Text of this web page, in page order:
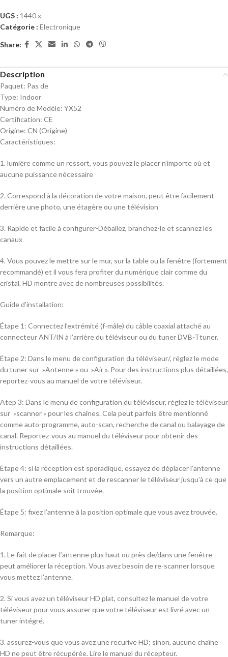
UGS : 1440 x
Catégorie : Electronique
Share:
Description
Paquet: Pas de
Type: Indoor
Numéro de Modèle: YX52
Certification: CE
Origine: CN (Origine)
Caractéristiques:
1. lumière comme un ressort, vous pouvez le placer n’importe où et
aucune puissance nécessaire
2. Correspond à la décoration de votre maison, peut être facilement
derrière une photo, une étagère ou une télévision
3. Rapide et facile à configurer-Déballez, branchez-le et scannez les
canaux
4. Vous pouvez le mettre sur le mur, sur la table ou la fenêtre (fortement
recommandé) et il vous fera profiter du numérique clair comme du
cristal. HD montre avec de nombreuses possibilités.
Guide d’installation:
Étape 1: Connectez l’extrémité (f-mâle) du câble coaxial attaché au
connecteur ANT/IN à l’arrière du téléviseur ou du tuner DVB-Ttuner.
Étape 2: Dans le menu de configuration du téléviseur/, réglez le mode
du tuner sur »Antenne » ou »Air ». Pour des instructions plus détaillées,
reportez-vous au manuel de votre téléviseur.
Atep 3: Dans le menu de configuration du téléviseur, réglez le téléviseur
sur »scanner » pour les chaînes. Cela peut parfois être mentionné
comme auto-programme, auto-scan, recherche de canal ou balayage de
canal. Reportez-vous au manuel du téléviseur pour obtenir des
instructions détaillées.
Étape 4: si la réception est sporadique, essayez de déplacer l’antenne
vers un autre emplacement et de rescanner le téléviseur jusqu’à ce que
la position optimale soit trouvée.
Étape 5: fixez l’antenne à la position optimale que vous avez trouvée.
Remarque:
1. Le fait de placer l’antenne plus haut ou près de/dans une fenêtre
peut améliorer la réception. Vous avez besoin de re-scanner lorsque
vous mettez l’antenne.
2. Si vous avez un téléviseur HD plat, consultez le manuel de votre
téléviseur pour vous assurer que votre téléviseur est livré avec un
tuner intégré.
3. assurez-vous que vous avez une recurive HD; sinon, aucune chaîne
HD ne peut être récupérée. Lire le manuel du récepteur.